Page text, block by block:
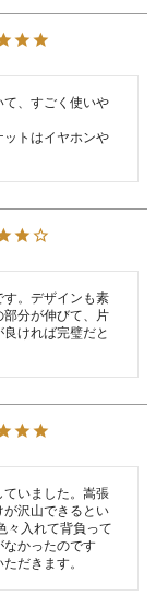
、すごく使いや
トはイヤホンや
す。デザインも素
分が伸びて、片
ければ完璧だと
いました。嵩張
が沢山できるとい
々入れて背負って
なかったのです